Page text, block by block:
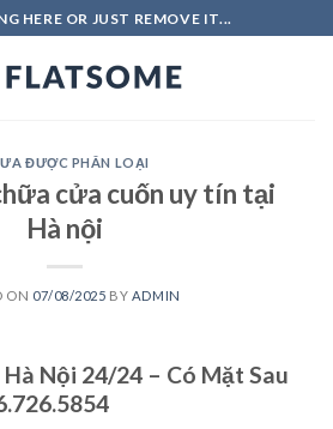
HERE OR JUST REMOVE IT...
ĐƯỢC PHÂN LOẠI
cửa cuốn uy tín tại
Hà nội
ON 07/08/2025 BY ADMIN
Nội 24/24 – Có Mặt Sau